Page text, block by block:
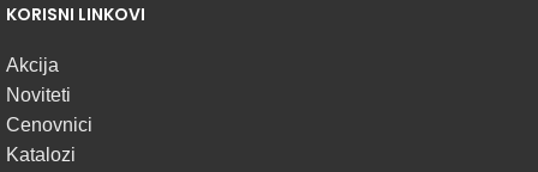
KORISNI LINKOVI
Akcija
Noviteti
Cenovnici
Katalozi